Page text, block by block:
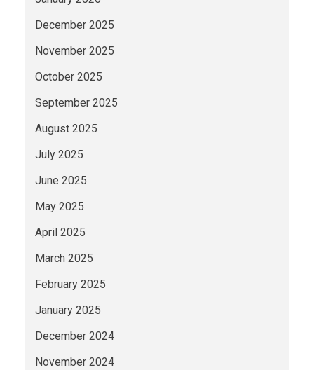
December 2025
November 2025
October 2025
September 2025
August 2025
July 2025
June 2025
May 2025
April 2025
March 2025
February 2025
January 2025
December 2024
November 2024